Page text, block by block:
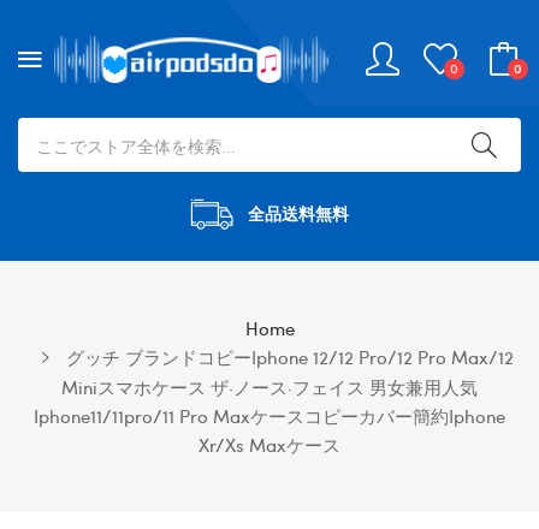
0 0
全品送料無料
Home
グッチ ブランドコピーiphone 12/12 Pro/12 Pro Max/12
Miniスマホケース ザ·ノース·フェイス 男女兼用人気
Iphone11/11pro/11 Pro Maxケースコピーカバー簡約iphone
Xr/xs Maxケース